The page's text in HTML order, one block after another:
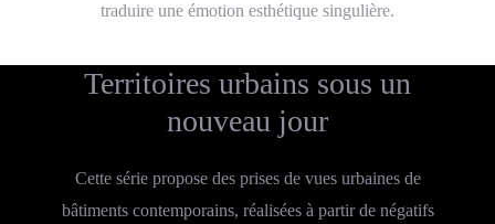
traduire une émotion esthétique singulière.
Territoires urbains sous un
nouveau jour
Cette série propose des prises de vues urbaines de
bâtiments contemporains, réalisées à partir de négatifs